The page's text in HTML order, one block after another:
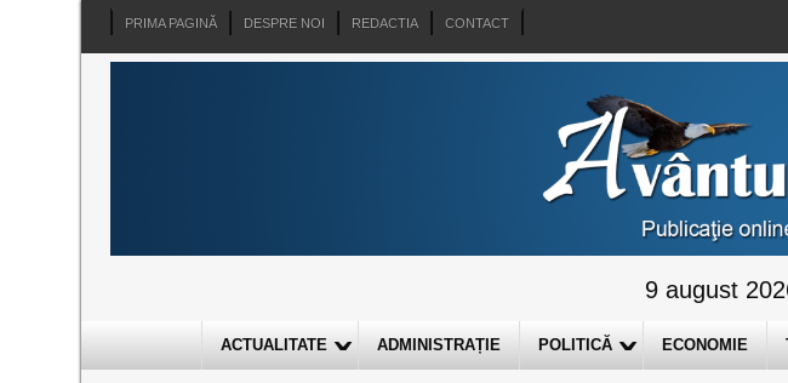
PRIMA PAGINĂ DESPRE NOI REDACTIA CONTACT
9 august
ACTUALITATE ADMINISTRAȚIE POLITICĂ ECONOMIE